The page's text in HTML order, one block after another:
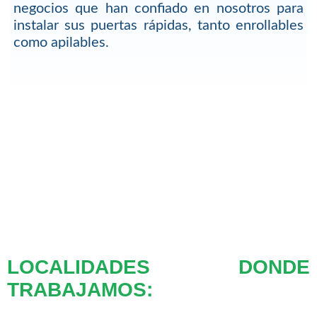
negocios que han confiado en nosotros para
instalar sus puertas rápidas, tanto enrollables
como apilables.
LOCALIDADES DONDE
TRABAJAMOS: